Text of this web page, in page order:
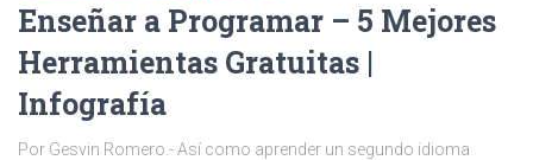
Enseñar a Programar – 5 Mejores
Herramientas Gratuitas |
Infografía
Por Gesvin Romero.- Así como aprender un segundo idioma